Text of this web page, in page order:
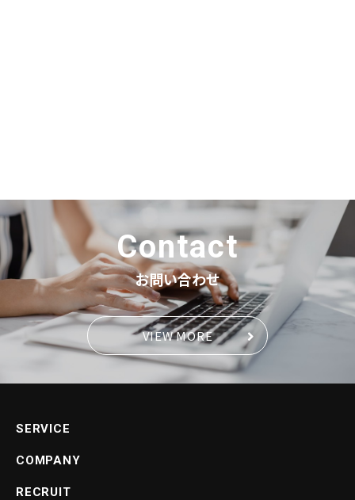
Contact
お問い合わせ
VIEW MORE
SERVICE
COMPANY
RECRUIT